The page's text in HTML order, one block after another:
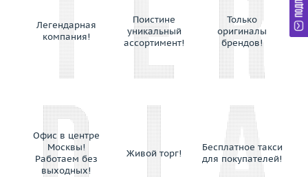
Легендарная
компания!
Поистине
уникальный
ассортимент!
Только
оригиналы
брендов!
Офис в центре
Москвы!
Работаем без
выходных!
Живой торг!
Бесплатное такси
для покупателей!